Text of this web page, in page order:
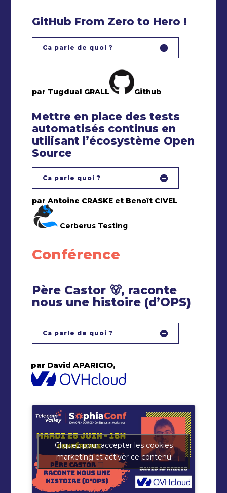
GitHub From Zero to Hero !
Ca parle de quoi ?
par Tugdual GRALL Github
Mettre en place des tests
automatisés continus en
utilisant l’écosystème Open
Source
Ca parle quoi ?
par Antoine CRASKE et Benoît CIVEL
Cerberus Testing
Conférence
Père Castor 🐻, raconte
nous une histoire (d’OPS)
Ca parle de quoi ?
par David APARICIO,
Cliquez pour accepter les cookies
marketing et activer ce contenu